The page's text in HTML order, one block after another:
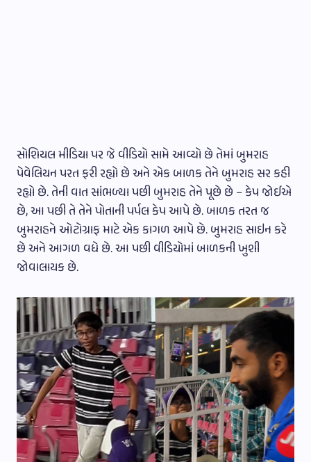
સોશિયલ મીડિયા પર જે વીડિયો સામે આવ્યો છે તેમાં બુમરાહ
પેવેલિયન પરત ફરી રહ્યો છે અને એક બાળક તેને બુમરાહ સર કહી
રહ્યો છે. તેની વાત સાંભળ્યા પછી બુમરાહ તેને પૂછે છે – કેપ જોઈએ
છે, આ પછી તે તેને પોતાની પર્પલ કેપ આપે છે. બાળક તરત જ
બુમરાહને ઓટોગ્રાફ માટે એક કાગળ આપે છે. બુમરાહ સાઇન કરે
છે અને આગળ વધે છે. આ પછી વીડિયોમાં બાળકની ખુશી
જોવાલાયક છે.